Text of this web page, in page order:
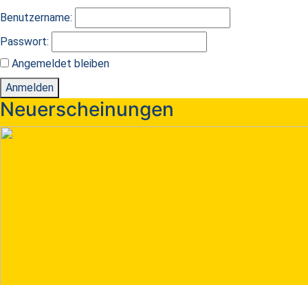
Benutzername:
Passwort:
Angemeldet bleiben
Anmelden
Neuerscheinungen